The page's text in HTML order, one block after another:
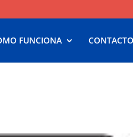
FUNCIONA CONTACTO